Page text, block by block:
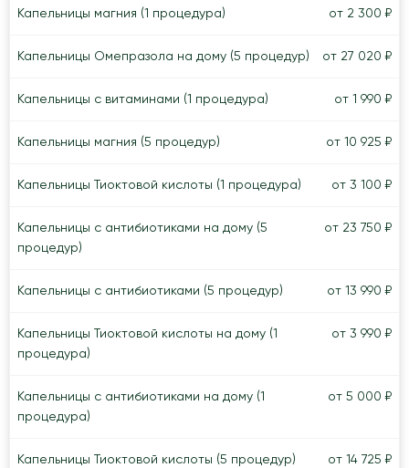
Капельницы магния (1 процедура) от 2 300 ₽
Капельницы Омепразола на дому (5 процедур) от 27 020 ₽
Капельницы с витаминами (1 процедура) от 1 990 ₽
Капельницы магния (5 процедур) от 10 925 ₽
Капельницы Тиоктовой кислоты (1 процедура) от 3 100 ₽
Капельницы с антибиотиками на дому (5
процедур)
от 23 750 ₽
Капельницы с антибиотиками (5 процедур) от 13 990 ₽
Капельницы Тиоктовой кислоты на дому (1
процедура)
от 3 990 ₽
Капельницы с антибиотиками на дому (1
процедура)
от 5 000 ₽
Капельницы Тиоктовой кислоты (5 процедур) от 14 725 ₽